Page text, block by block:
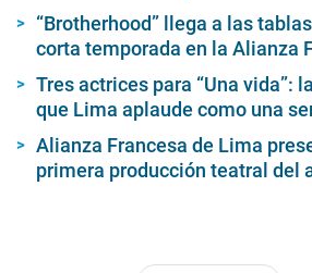
“Brotherhood” llega a las
corta temporada en la Alianza
Tres actrices para “Una vida”:
que Lima aplaude como una
Alianza Francesa de Lima
primera producción teatral del